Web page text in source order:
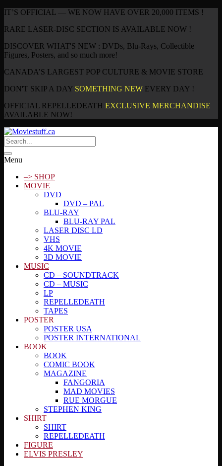
IT’S OFFICIAL — WE NOW HAVE OVER 20,000 ITEMS !
RARE LASER-DISC SECTION IS AVAILABLE NOW !
DISCOVER WHAT'S NEW : DVDs, Blu-Rays, Collectible
Figures, Posters, and so much more!
CANADA’S LARGEST POP CULTURE & MOVIE STORE
DON'T SKIP A DAY SOMETHING NEW EVERY DAY !
OFFICIAL REPELLEDEATH EXCLUSIVE MERCHANDISE
AVAILABLE NOW!
Menu
–> SHOP
MOVIE
DVD
DVD – PAL
BLU-RAY
BLU-RAY PAL
LASER DISC LD
VHS
4K MOVIE
3D MOVIE
MUSIC
CD – SOUNDTRACK
CD – MUSIC
LP
REPELLEDEATH
TAPES
POSTER
POSTER USA
POSTER INTERNATIONAL
BOOK
BOOK
COMIC BOOK
MAGAZINE
FANGORIA
MAD MOVIES
RUE MORGUE
STEPHEN KING
SHIRT
SHIRT
REPELLEDEATH
FIGURE
ELVIS PRESLEY